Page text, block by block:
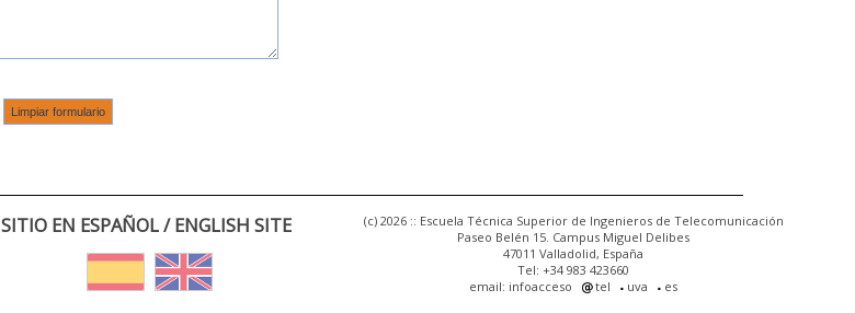
SITIO EN ESPAÑOL / ENGLISH SITE
(c) 2026 :: Escuela Técnica Superior de Ingenieros de Telecomunicación
Paseo Belén 15. Campus Miguel Delibes
47011 Valladolid, España
Tel: +34 983 423660
email: infoacceso
tel uva es